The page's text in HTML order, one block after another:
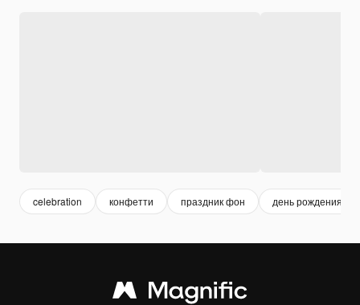
celebration конфетти праздник фон день рождения